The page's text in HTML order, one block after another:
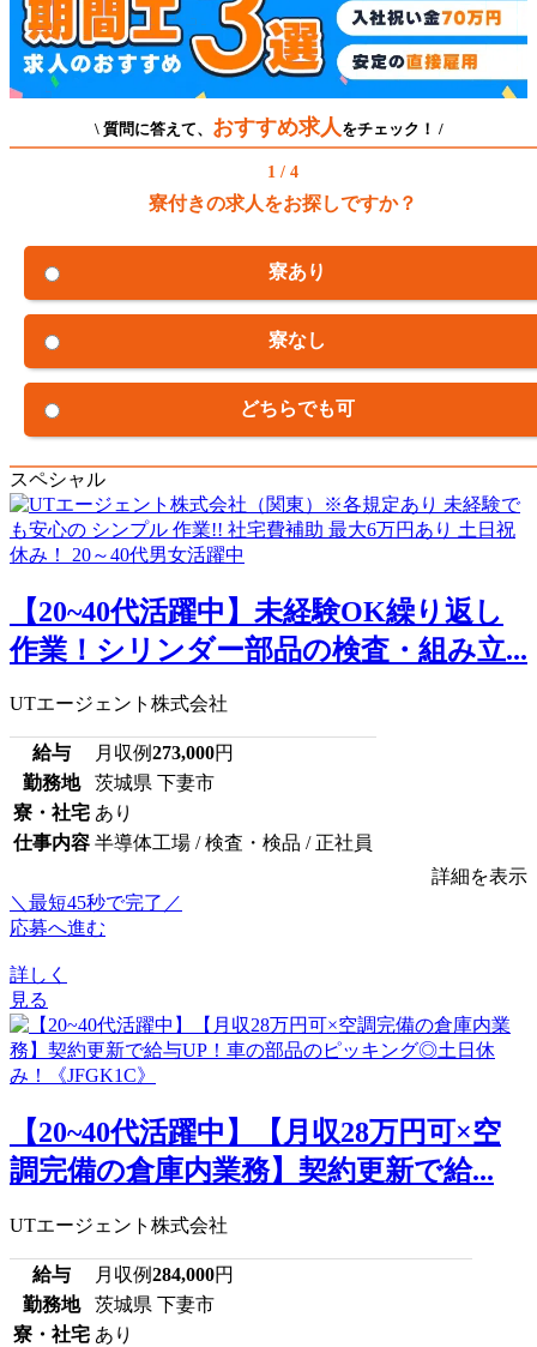
\ 質問に答えて、 おすすめ求人 をチェック！ /
1 / 4
寮付きの求人をお探しですか？
寮あり
寮なし
どちらでも可
スペシャル
【20~40代活躍中】未経験OK繰り返し
作業！シリンダー部品の検査・組み立...
UTエージェント株式会社
給与 月収例273,000円
勤務地
茨城県 下妻市
寮・社宅 あり
仕事内容 半導体工場 / 検査・検品 / 正社員
詳細を表示
＼最短45秒で完了／
応募へ進む
詳しく
見る
【20~40代活躍中】【月収28万円可×空
調完備の倉庫内業務】契約更新で給...
UTエージェント株式会社
給与 月収例284,000円
勤務地
茨城県 下妻市
寮・社宅 あり